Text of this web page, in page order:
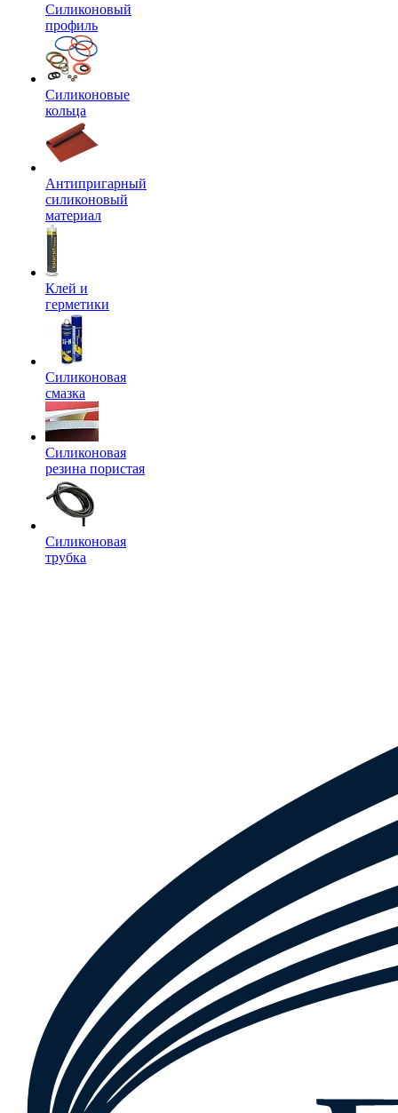
Силиконовый
профиль
Силиконовые
кольца
Антипригарный
силиконовый
материал
Клей и
герметики
Силиконовая
смазка
Силиконовая
резина пористая
Силиконовая
трубка